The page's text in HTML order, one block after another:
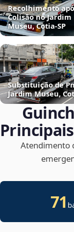
Recolhimento
Colisão no Jardim
Museu, Cotia‑SP
Substituição de
Jardim Museu,
Atendimento
71